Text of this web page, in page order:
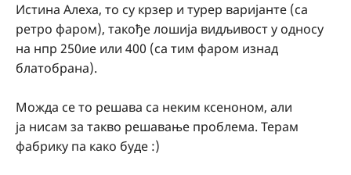
Истина Алеха, то су крзер и турер варијанте (са
ретро фаром), такође лошија видљивост у односу
на нпр 250ие или 400 (са тим фаром изнад
блатобрана).
Можда се то решава са неким ксеноном, али
ја нисам за такво решавање проблема. Терам
фабрику па како буде :)